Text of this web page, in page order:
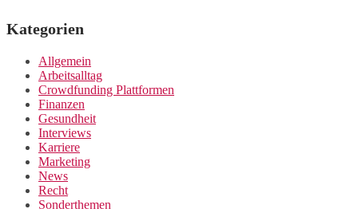
Kategorien
Allgemein
Arbeitsalltag
Crowdfunding Plattformen
Finanzen
Gesundheit
Interviews
Karriere
Marketing
News
Recht
Sonderthemen